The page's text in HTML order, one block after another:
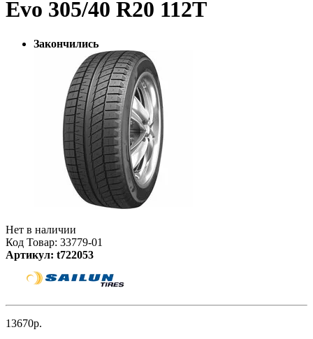
Evo 305/40 R20 112T
Закончились
Нет в наличии
Код Товар: 33779-01
Артикул: t722053
13670р.